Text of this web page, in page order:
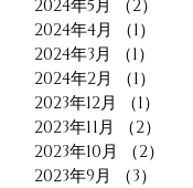
2024年5月
（2）
2024年4月
（1）
2024年3月
（1）
2024年2月
（1）
2023年12月
（1）
2023年11月
（2）
2023年10月
（2）
2023年9月
（3）